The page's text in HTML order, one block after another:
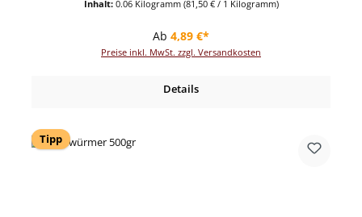
Inhalt: 0.06 Kilogramm (81,50 € / 1 Kilogramm)
Regulärer Preis:
Ab 4,89 €*
Preise inkl. MwSt. zzgl. Versandkosten
Details
Tipp